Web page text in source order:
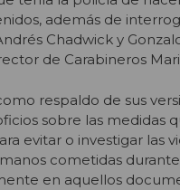
además de
Chadwick y
de Carabineros
respaldo de sus
sobre las medidas
evitar o investigar las
cometidas durante
en aquellos